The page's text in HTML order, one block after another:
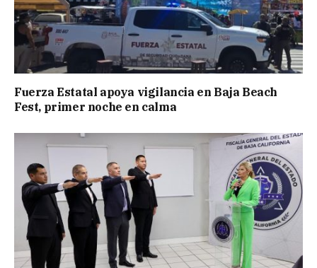
Fuerza Estatal apoya vigilancia en Baja Beach
Fest, primer noche en calma